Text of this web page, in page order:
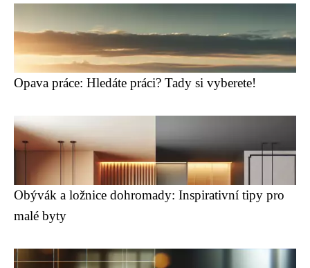
Opava práce: Hledáte práci? Tady si vyberete!
Obývák a ložnice dohromady: Inspirativní tipy pro
malé byty